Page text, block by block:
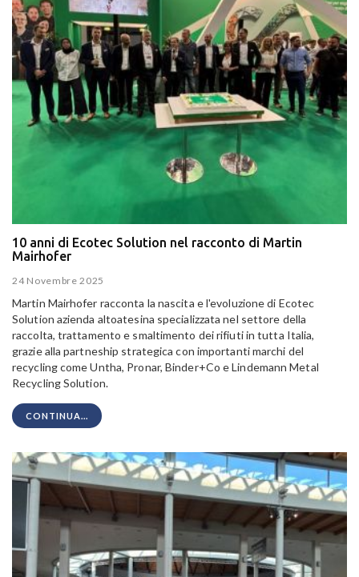
10 anni di Ecotec Solution nel racconto di Martin
Mairhofer
24 Novembre 2025
Martin Mairhofer racconta la nascita e l'evoluzione di Ecotec
Solution azienda altoatesina specializzata nel settore della
raccolta, trattamento e smaltimento dei rifiuti in tutta Italia,
grazie alla partneship strategica con importanti marchi del
recycling come Untha, Pronar, Binder+Co e Lindemann Metal
Recycling Solution.
CONTINUA...